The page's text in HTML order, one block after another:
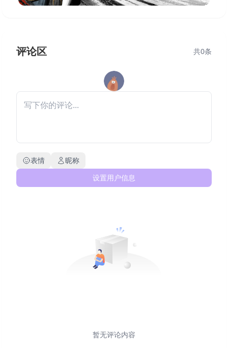
评论区 共0条
表情
昵称
设置用户信息
暂无评论内容